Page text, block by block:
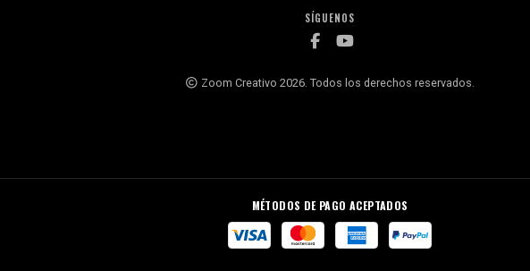
SÍGUENOS
Zoom Creativo 2026. Todos los derechos reservados.
MÉTODOS DE PAGO ACEPTADOS